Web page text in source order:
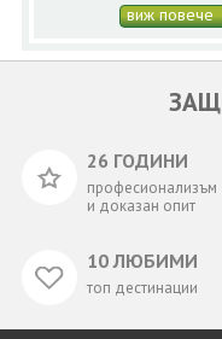
виж повече
26 ГОДИНИ
професионализъм
и доказан опит
10 ЛЮБИМИ
топ дестинации